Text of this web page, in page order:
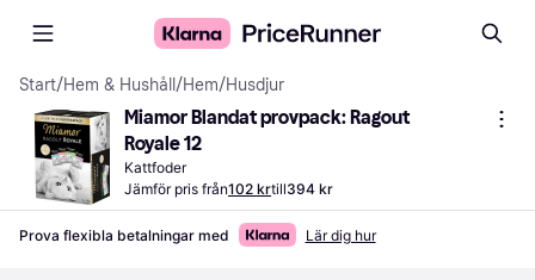
Start/Hem & Hushåll /Hem/Husdjur
Miamor Blandat provpack: Ragout
Royale 12
Kattfoder
Jämför pris från102 krtill394 kr
Prova flexibla betalningar med Lär dig hur